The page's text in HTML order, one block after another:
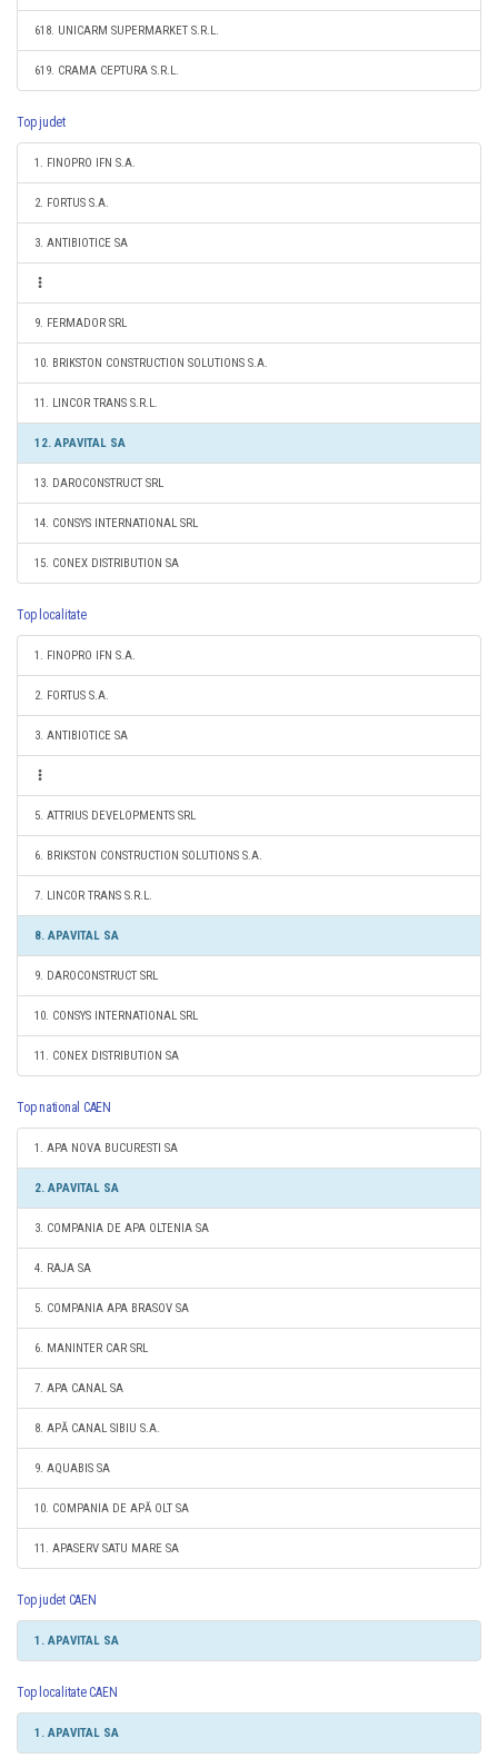
618. UNICARM SUPERMARKET S.R.L.
619. CRAMA CEPTURA S.R.L.
Top judet
1. FINOPRO IFN S.A.
2. FORTUS S.A.
3. ANTIBIOTICE SA
9. FERMADOR SRL
10. BRIKSTON CONSTRUCTION SOLUTIONS S.A.
11. LINCOR TRANS S.R.L.
12. APAVITAL SA
13. DAROCONSTRUCT SRL
14. CONSYS INTERNATIONAL SRL
15. CONEX DISTRIBUTION SA
Top localitate
1. FINOPRO IFN S.A.
2. FORTUS S.A.
3. ANTIBIOTICE SA
5. ATTRIUS DEVELOPMENTS SRL
6. BRIKSTON CONSTRUCTION SOLUTIONS S.A.
7. LINCOR TRANS S.R.L.
8. APAVITAL SA
9. DAROCONSTRUCT SRL
10. CONSYS INTERNATIONAL SRL
11. CONEX DISTRIBUTION SA
Top national CAEN
1. APA NOVA BUCURESTI SA
2. APAVITAL SA
3. COMPANIA DE APA OLTENIA SA
4. RAJA SA
5. COMPANIA APA BRASOV SA
6. MANINTER CAR SRL
7. APA CANAL SA
8. APĂ CANAL SIBIU S.A.
9. AQUABIS SA
10. COMPANIA DE APĂ OLT SA
11. APASERV SATU MARE SA
Top judet CAEN
1. APAVITAL SA
Top localitate CAEN
1. APAVITAL SA